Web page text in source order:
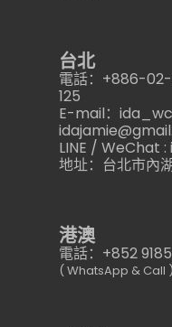
台北
電話：+886-02-
125
E-mail：
LINE / WeChat
地址：台北市內
港澳
電話：+852
( WhatsApp & Call )